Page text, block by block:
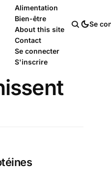
Alimentation
Bien-être
About this site
Contact
Se connecter
S'inscrire
Se